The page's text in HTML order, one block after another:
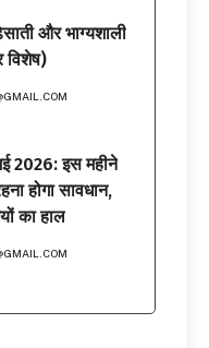
और भाग्यशाली
विशेष)
2026: इस महीने
होगा सावधान,
का हाल